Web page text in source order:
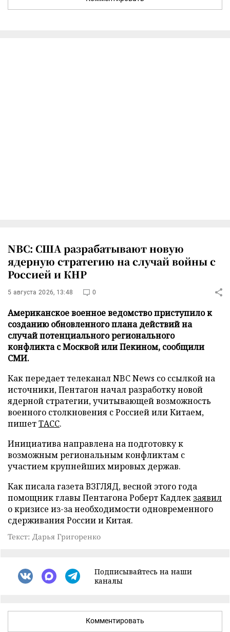
NBC: США разрабатывают новую
ядерную стратегию на случай войны с
Россией и КНР
5 августа 2026, 13:48 0
Американское военное ведомство приступило к
созданию обновленного плана действий на
случай потенциального регионального
конфликта с Москвой или Пекином, сообщили
СМИ.
Как передает телеканал NBC News со ссылкой на
источники, Пентагон начал разработку новой
ядерной стратегии, учитывающей возможность
военного столкновения с Россией или Китаем,
пишетТАСС.
Инициатива направлена на подготовку к
возможным региональным конфликтам с
участием крупнейших мировых держав.
Как писала газета ВЗГЛЯД, весной этого года
помощник главы Пентагона Роберт Кадлек заявил
о кризисе из-за необходимости одновременного
сдерживания России и Китая.
Текст: Дарья Григоренко
Подписывайтесь на наши
каналы
Комментировать